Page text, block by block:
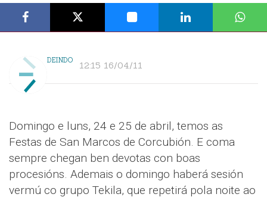
DEINDO 12:15 16/04/11
Domingo e luns, 24 e 25 de abril, temos as
Festas de San Marcos de Corcubión. E coma
sempre chegan ben devotas con boas
procesións. Ademais o domingo haberá sesión
vermú co grupo Tekila, que repetirá pola noite ao